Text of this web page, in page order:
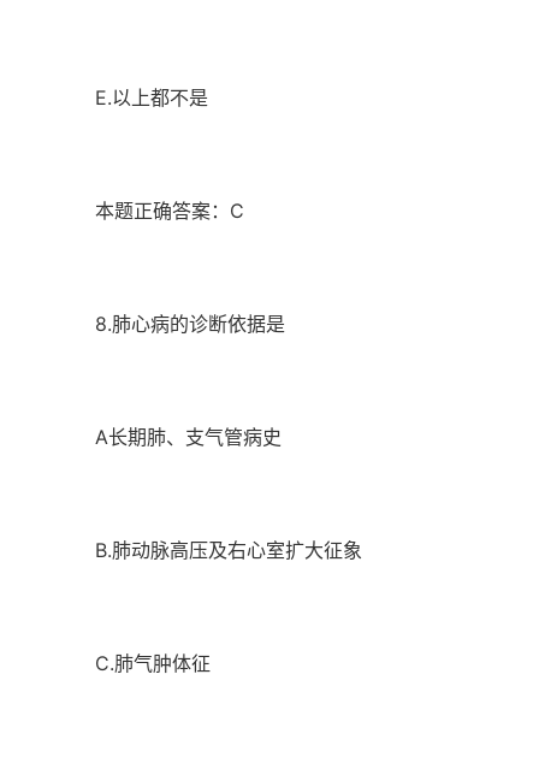
E.以上都不是
本题正确答案：C
8.肺心病的诊断依据是
A长期肺、支气管病史
B.肺动脉高压及右心室扩大征象
C.肺气肿体征